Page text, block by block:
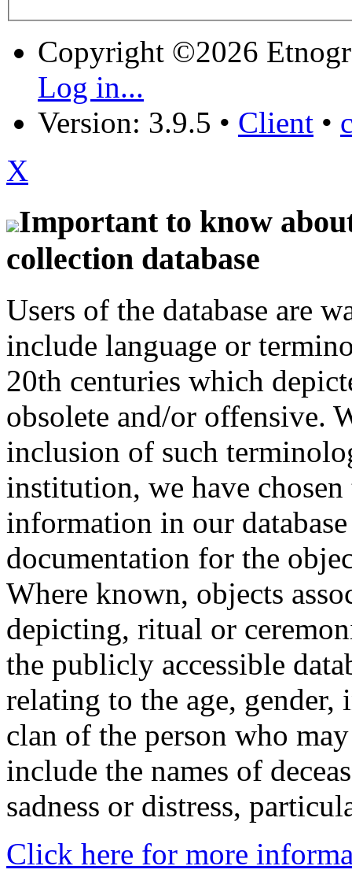
Copyright ©2026
Log in...
Version: 3.9.5 • Client •
X
Important to know
collection database
Users of the database are
include language or
20th centuries which
obsolete and/or offensive.
inclusion of such
institution, we have
information in our
documentation for the
Where known, objects
depicting, ritual or
the publicly accessible
relating to the age,
clan of the person who
include the names of
sadness or distress,
Click here for more